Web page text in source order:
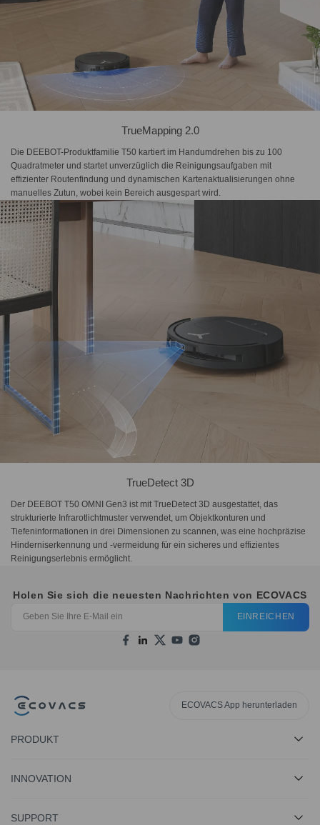
TrueMapping 2.0
Die DEEBOT-Produktfamilie T50 kartiert im Handumdrehen bis zu 100
Quadratmeter und startet unverzüglich die Reinigungsaufgaben mit
effizienter Routenfindung und dynamischen Kartenaktualisierungen ohne
manuelles Zutun, wobei kein Bereich ausgespart wird.
TrueDetect 3D
Der DEEBOT T50 OMNI Gen3 ist mit TrueDetect 3D ausgestattet, das
strukturierte Infrarotlichtmuster verwendet, um Objektkonturen und
Tiefeninformationen in drei Dimensionen zu scannen, was eine hochpräzise
Hinderniserkennung und -vermeidung für ein sicheres und effizientes
Reinigungserlebnis ermöglicht.
Holen Sie sich die neuesten Nachrichten von ECOVACS
EINREICHEN
ECOVACS App herunterladen
PRODUKT
INNOVATION
SUPPORT